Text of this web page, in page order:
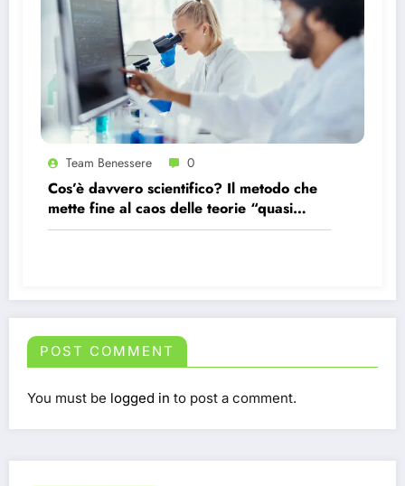
Team Benessere 0
Cos’è davvero scientifico? Il metodo che
mette fine al caos delle teorie “quasi
scientifiche”
POST COMMENT
You must be logged in to post a comment.